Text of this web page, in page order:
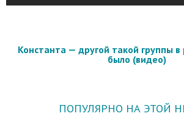
Константа — другой такой группы в
было (видео)
ПОПУЛЯРНО НА ЭТОЙ